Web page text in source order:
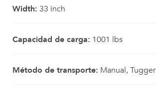
Width: 33 inch
Capacidad de carga: 1001 lbs
Método de transporte: Manual, Tugger